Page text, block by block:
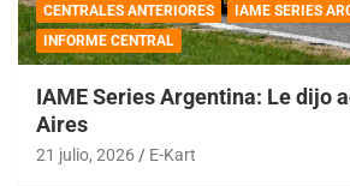
CENTRALES ANTERIORES
IAME SERIES
INFORME CENTRAL
IAME Series Argentina: Le dijo
Aires
21 julio, 2026 E-Kart